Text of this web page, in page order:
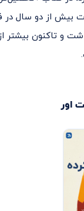
بیش از دو سال
اور